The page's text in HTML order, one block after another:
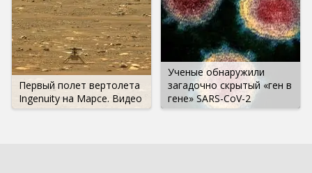
Первый полет вертолета
Ingenuity на Марсе. Видео
Ученые обнаружили
загадочно скрытый «ген в
гене» SARS-CoV-2